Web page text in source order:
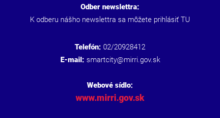
Odber newslettra:
K odberu nášho newslettra sa môžete prihlásiť TU
Telefón: 02/20928412
E-mail: smartcity@mirri.gov.sk
Webové sídlo:
www.mirri.gov.sk